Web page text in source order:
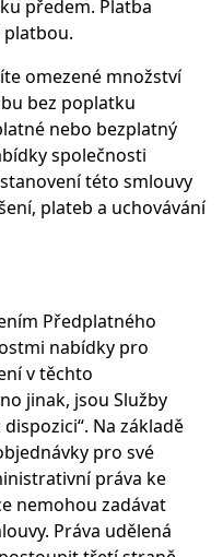
předem. Platba
omezené množství
bez poplatku
nebo bezplatný
společnosti
této smlouvy
plateb a uchovávání
Předplatného
nabídky pro
v těchto
jinak, jsou Služby
Na základě
pro své
práva ke
nemohou zadávat
Práva udělená